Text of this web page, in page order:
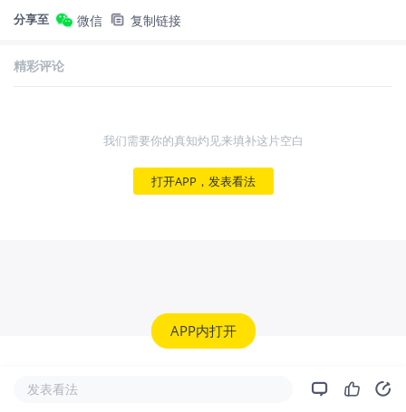
分享至 微信 复制链接
精彩评论
我们需要你的真知灼见来填补这片空白
打开APP，发表看法
APP内打开
发表看法